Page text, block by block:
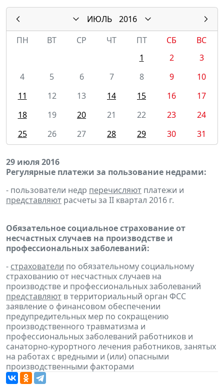
ИЮЛЬ
2016
ПН
ВТ СР ЧТ ПТ СБ
ВС
1
2
3
4
5 6 7 8 9
10
11
12 13 14 15 16
17
18
19 20 21 22 23
24
25
26 27 28 29 30 31
29 июля 2016
Регулярные платежи за пользование недрами:
- пользователи недр перечисляют платежи и
представляют расчеты за II квартал 2016 г.
Обязательное социальное страхование от
несчастных случаев на производстве и
профессиональных заболеваний:
- страхователи по обязательному социальному
страхованию от несчастных случаев на
производстве и профессиональных заболеваний
представляют в территориальный орган ФСС
заявление о финансовом обеспечении
предупредительных мер по сокращению
производственного травматизма и
профессиональных заболеваний работников и
санаторно-курортного лечения работников, занятых
на работах с вредными и (или) опасными
производственными факторами